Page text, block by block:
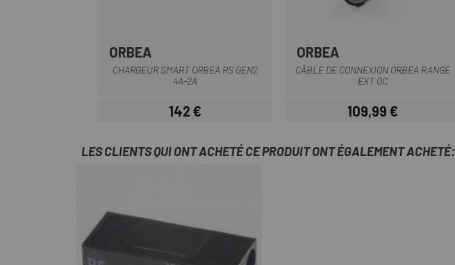
ORBEA
CHARGEUR SMART ORBEA RS GEN2
4A-2A
Prix
142 €
ORBEA
CÂBLE DE CONNEXION ORBEA RANGE
EXT OC
Prix
109,99 €
LES CLIENTS QUI ONT ACHETÉ CE PRODUIT ONT ÉGALEMENT ACHETÉ: